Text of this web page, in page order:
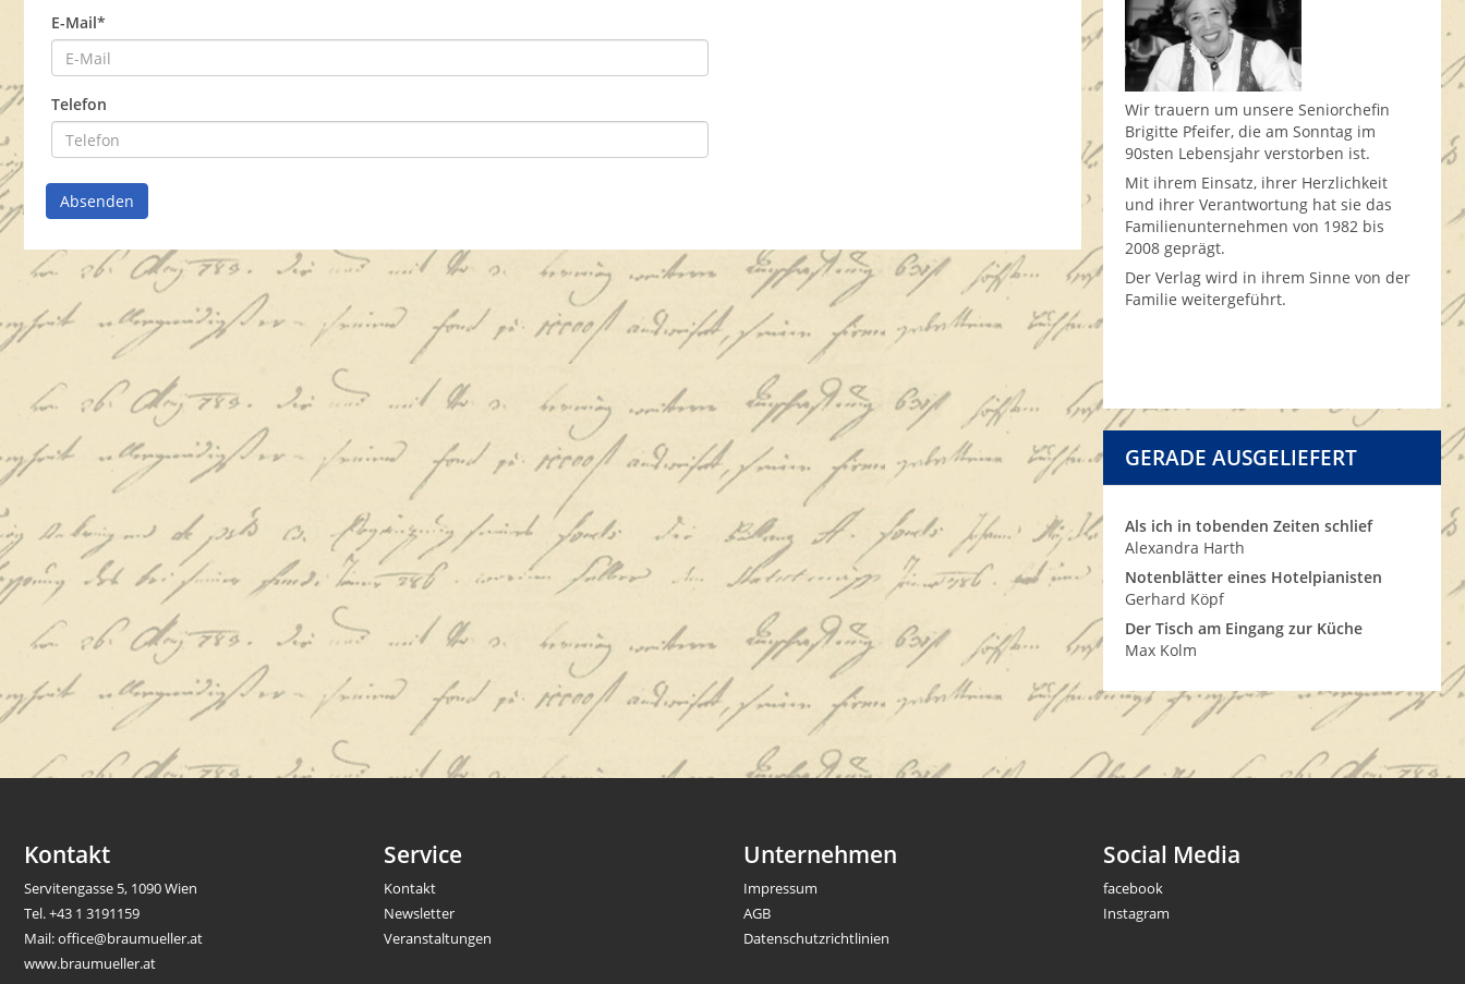
E-Mail*
Telefon
Absenden
Wir trauern um unsere Seniorchefin
Brigitte Pfeifer, die am Sonntag im
90sten Lebensjahr verstorben ist.
Mit ihrem Einsatz, ihrer Herzlichkeit
und ihrer Verantwortung hat sie das
Familienunternehmen von 1982 bis
2008 geprägt.
Der Verlag wird in ihrem Sinne von der
Familie weitergeführt.
GERADE AUSGELIEFERT
Als ich in tobenden Zeiten schlief
Alexandra Harth
Notenblätter eines Hotelpianisten
Gerhard Köpf
Der Tisch am Eingang zur Küche
Max Kolm
Kontakt
Servitengasse 5, 1090 Wien
Tel.+43 1 3191159
Mail:office@braumueller.at
www.braumueller.at
Service
Kontakt
Newsletter
Veranstaltungen
Unternehmen
Impressum
AGB
Datenschutzrichtlinien
Social Media
facebook
Instagram